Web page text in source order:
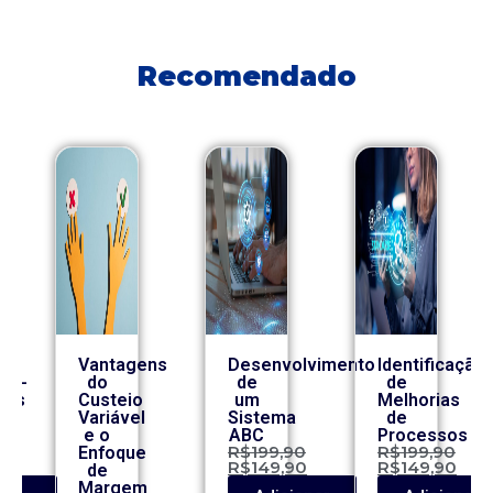
Recomendado
Vantagens
do
Custeio
Variável
e o
Enfoque
de
Margem
Desenvolvimento
de
um
Sistema
ABC
R$199,90
R$149,90
Identificação
de
Melhorias
de
Processos
R$199,90
R$149,90